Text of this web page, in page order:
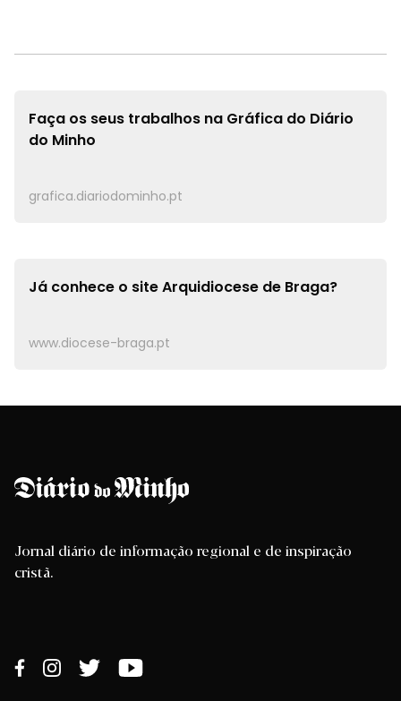
Faça os seus trabalhos na Gráfica do Diário
do Minho
grafica.diariodominho.pt
Já conhece o siteArquidiocese de Braga?
www.diocese-braga.pt
Jornal diário de informação regional e de inspiração
cristã.